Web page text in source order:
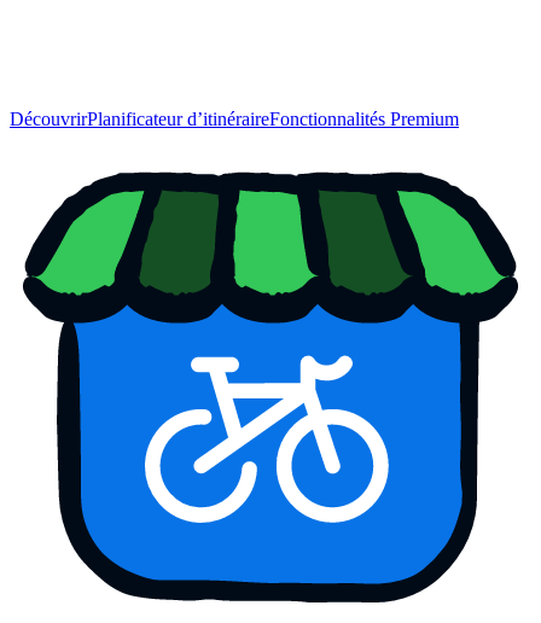
DécouvrirPlanificateur d’itinéraireFonctionnalités Premium